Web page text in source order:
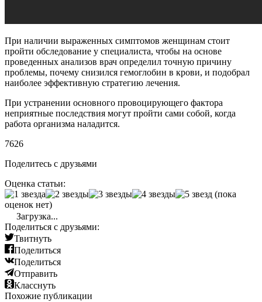
При наличии выраженных симптомов женщинам стоит
пройти обследование у специалиста, чтобы на основе
проведенных анализов врач определил точную причину
проблемы, почему снизился гемоглобин в крови, и подобрал
наиболее эффективную стратегию лечения.
При устранении основного провоцирующего фактора
неприятные последствия могут пройти сами собой, когда
работа организма наладится.
7626
Поделитесь с друзьями
Оценка статьи:
(пока
оценок нет)
Загрузка...
Поделиться с друзьями:
Твитнуть
Поделиться
Поделиться
Отправить
Класснуть
Похожие публикации